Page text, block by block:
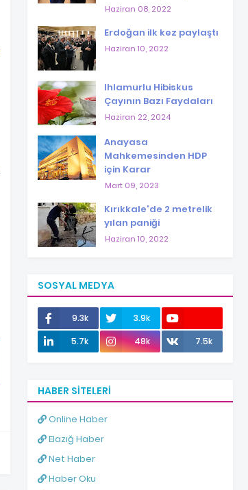
Haziran 08, 2022
Erdoğan ilk kez paylaştı
Haziran 10, 2022
Ihlamurlu Hibiskus
Çayının Bazı Faydaları
Haziran 22, 2024
Anayasa
Mahkemesinden HDP
için Karar
Mart 09, 2023
Kırıkkale'de 2 metrelik
yılan paniği
Haziran 10, 2022
SOSYAL MEDYA
9.3k
3.9k
12.0k
5.7k 48k 7.5k
HABER SITELERI
Online Haber
Elazığ Haber
Net Haber
Haber Oku